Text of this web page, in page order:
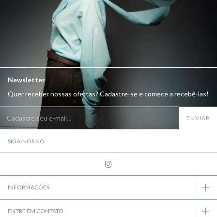
Newsletter
Quer receber nossas ofertas? Cadastre-se e comece a recebê-las!
SIGA-NOS NO
INFORMAÇÕES
ENTRE EM CONTATO